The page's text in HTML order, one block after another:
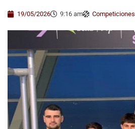
19/05/2026 9:16 am Competiciones